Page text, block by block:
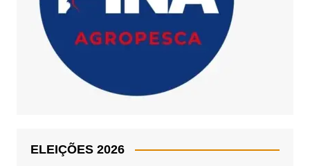
ELEIÇÕES 2026